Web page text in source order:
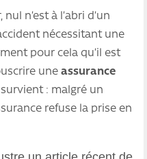
n’est à l’abri d’un
nécessitant une
pour cela qu’il est
une assurance
: malgré un
refuse la prise en